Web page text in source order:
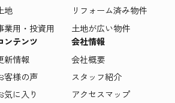
地
業用・投資用
リフォーム済み物件
土地が広い物件
ンテンツ
新情報
客様の声
気に入り
会社情報
会社概要
スタッフ紹介
アクセスマップ